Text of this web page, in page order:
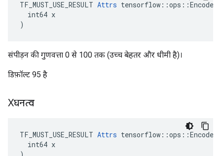
TF_MUST_USE_RESULT Attrs
  int64 x
)
संपीड़न की गुणवत्ता 0 से 100 तक (उच्च बेहतर और धीमी है)।
डिफ़ॉल्ट 95 है
Xघनत्व
TF_MUST_USE_RESULT Attrs
  int64 x